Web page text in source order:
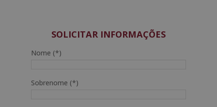
SOLICITAR INFORMAÇÕES
Nome (*)
Sobrenome (*)